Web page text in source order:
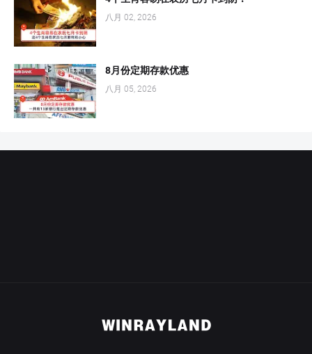
八月 02, 2026
8月份定期存款优惠
八月 05, 2026